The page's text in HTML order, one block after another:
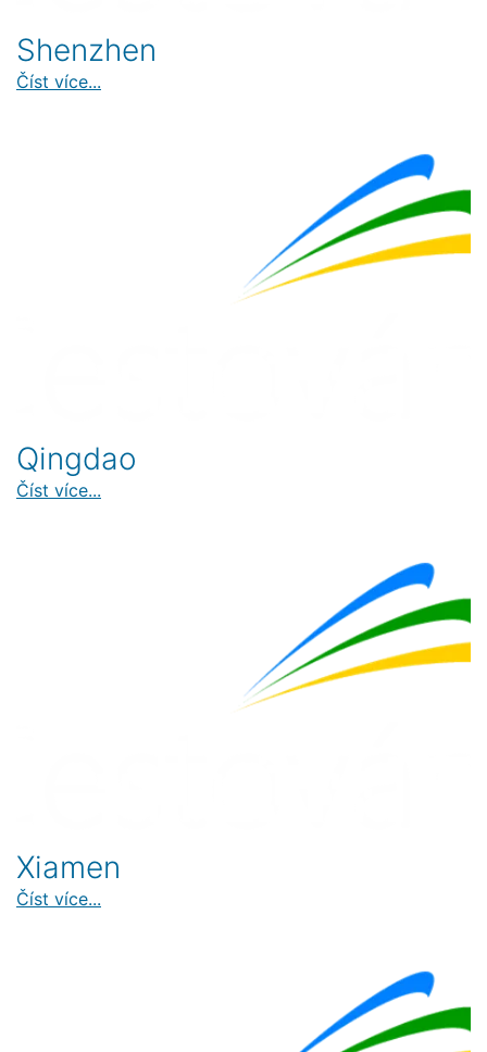
Shenzhen
Číst více...
Qingdao
Číst více...
Xiamen
Číst více...